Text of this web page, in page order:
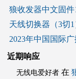
狼收发器中文固件
天线切换器（3切1
2023年中国国际
近期响应
无线电爱好者在